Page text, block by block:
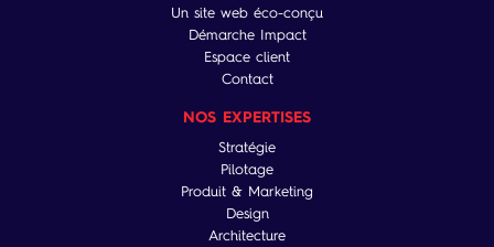
Un site web éco-conçu
Démarche Impact
Espace client
Contact
NOS EXPERTISES
Stratégie
Pilotage
Produit & Marketing
Design
Architecture